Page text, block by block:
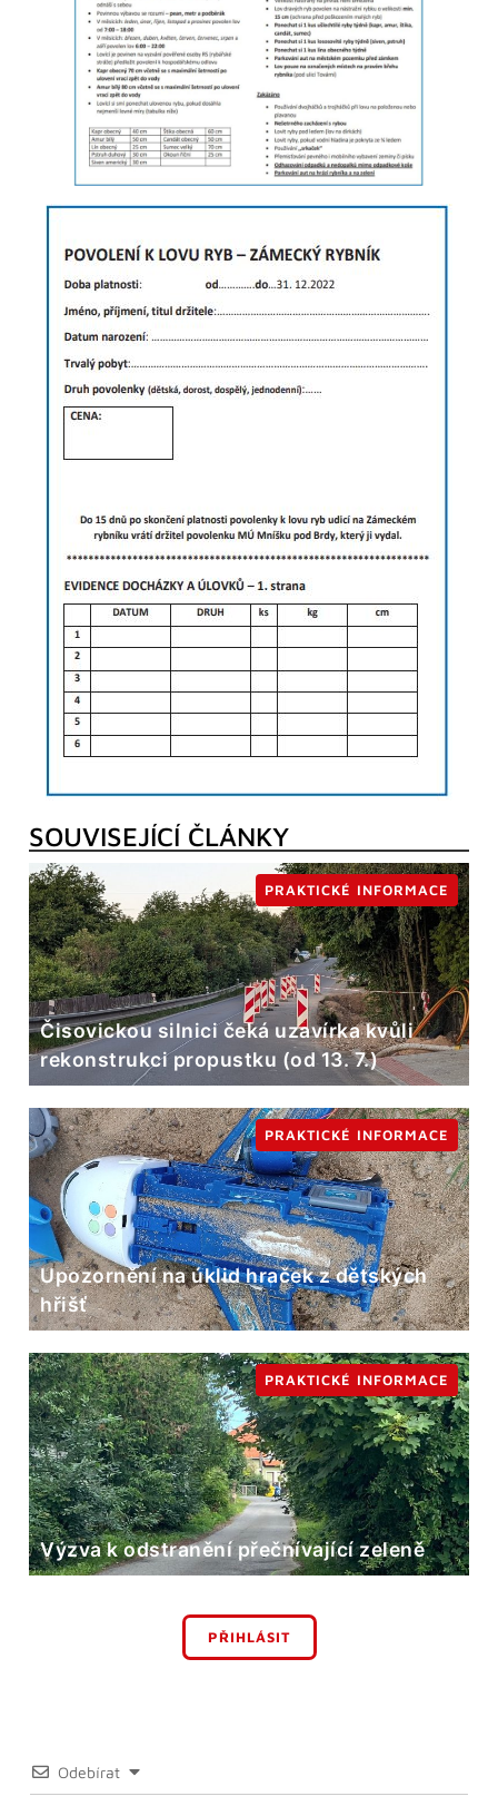
SOUVISEJÍCÍ ČLÁNKY
Čisovickou silnici čeká uzavírka kvůli
rekonstrukci propustku (od 13. 7.)
PRAKTICKÉ INFORMACE
Upozornění na úklid hraček z dětských
hřišť
PRAKTICKÉ INFORMACE
Výzva k odstranění přečnívající zeleně
PRAKTICKÉ INFORMACE
PŘIHLÁSIT
Odebírat